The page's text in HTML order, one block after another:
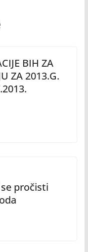
BIH ZA
ZA 2013.G.
pročisti